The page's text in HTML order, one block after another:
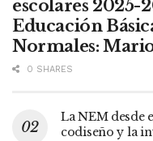
escolares 2025-
Educación
Normales:
0 SHARES
La NEM desde
codiseño y la